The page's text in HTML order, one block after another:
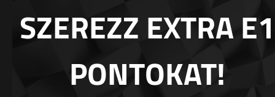
SZEREZZ EXTRA E1
PONTOKAT!